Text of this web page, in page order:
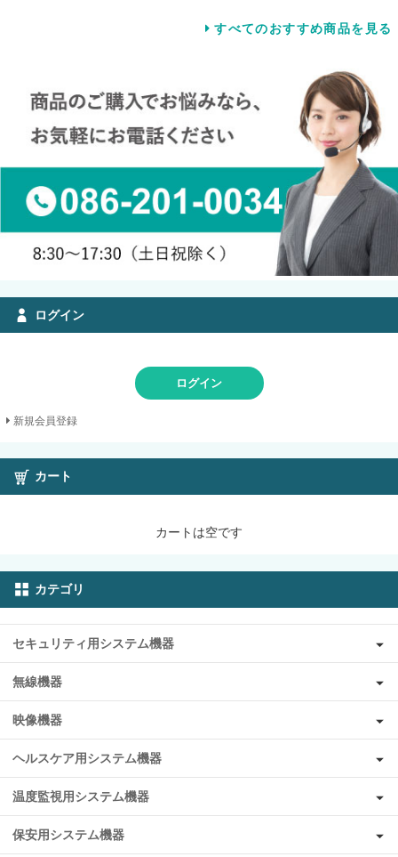
すべてのおすすめ商品を見る
ログイン
ログイン
新規会員登録
カート
カートは空です
カテゴリ
セキュリティ用システム機器
無線機器
映像機器
ヘルスケア用システム機器
温度監視用システム機器
保安用システム機器